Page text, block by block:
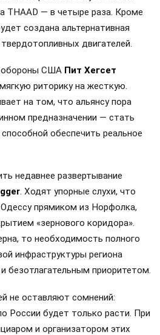
THAAD — в четыре раза. Кроме
создана альтернативная
двигателей.
обороны США Пит Хегсет
риторику на жесткую.
на том, что альянсу пора
предназначении — стать
обеспечить реальное
недавнее развертывание
. Ходят упорные слухи, что
прямиком из Норфолка,
«зернового коридора».
то необходимость полного
инфраструктуры региона
безотлагательным приоритетом.
не оставляют сомнений:
России будет только расти. При
и организатором этих